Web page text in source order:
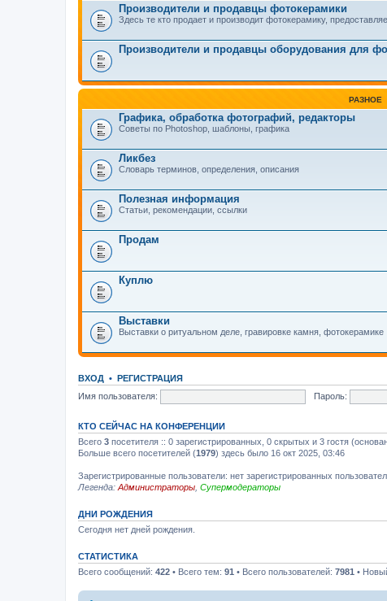
Производители и продавцы фотокерамики
Здесь те кто продает и производит фотокерамику,
Производители и продавцы оборудования для
РАЗНОЕ
Графика, обработка фотографий, редакторы
Советы по Photoshop, шаблоны, графика
Ликбез
Словарь терминов, определения, описания
Полезная информация
Статьи, рекомендации, ссылки
Продам
Куплю
Выставки
Выставки о ритуальном деле, гравировке камня, фотокерамике
ВХОД • РЕГИСТРАЦИЯ
Имя пользователя:
Пароль:
КТО СЕЙЧАС НА КОНФЕРЕНЦИИ
Всего 3 посетителя :: 0 зарегистрированных, 0 скрытых и 3 гостя
Больше всего посетителей (1979) здесь было 16 окт 2025, 03:46
Зарегистрированные пользователи: нет зарегистрированных
Легенда: Администраторы Супермодераторы
ДНИ РОЖДЕНИЯ
Сегодня нет дней рождения.
СТАТИСТИКА
Всего сообщений: 422 • Всего тем: 91 • Всего пользователей: 7981 •